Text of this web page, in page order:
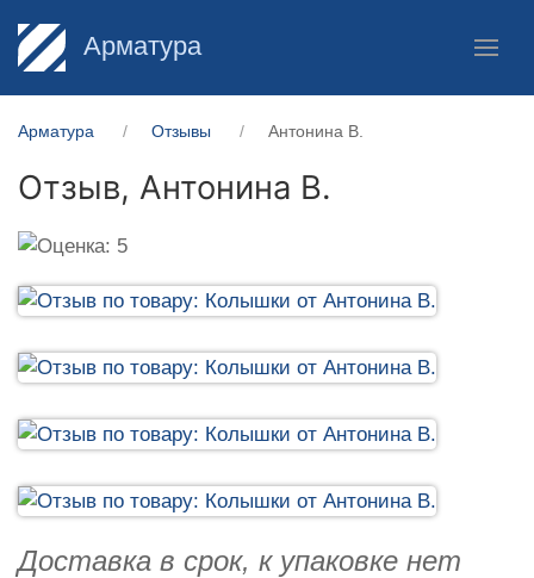
Арматура
Арматура Отзывы Антонина В.
Отзыв, Антонина В.
Доставка в срок, к упаковке нет